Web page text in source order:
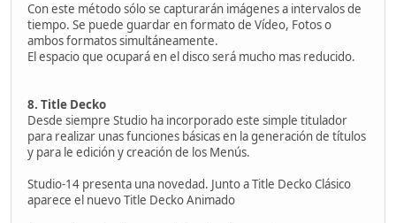
Con este método sólo se capturarán imágenes a intervalos de
tiempo. Se puede guardar en formato de Vídeo, Fotos o
ambos formatos simultáneamente.
El espacio que ocupará en el disco será mucho mas reducido.
8. Title Decko
Desde siempre Studio ha incorporado este simple titulador
para realizar unas funciones básicas en la generación de títulos
y para le edición y creación de los Menús.
Studio-14 presenta una novedad. Junto a Title Decko Clásico
aparece el nuevo Title Decko Animado